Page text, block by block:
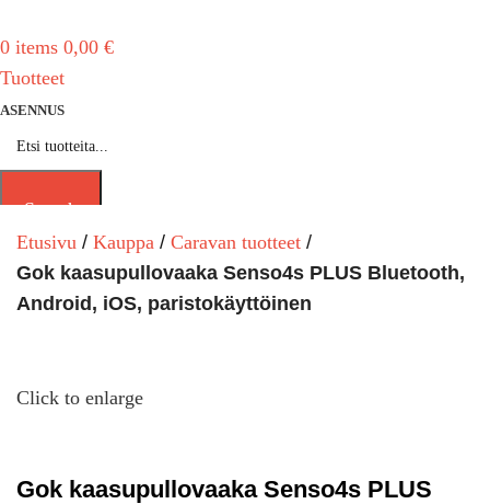
0 items 0,00 €
Tuotteet
ASENNUS
Search
Etusivu
Kauppa
Caravan tuotteet
Gok kaasupullovaaka Senso4s PLUS Bluetooth,
Android, iOS, paristokäyttöinen
Click to enlarge
Gok kaasupullovaaka Senso4s PLUS